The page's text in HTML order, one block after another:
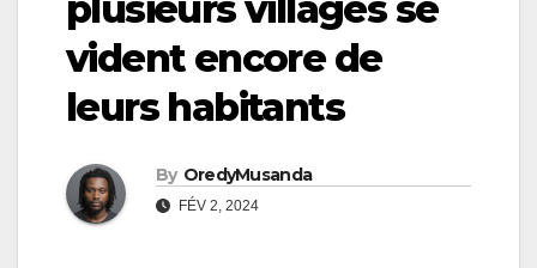
vident encore de
leurs habitants
By OredyMusanda
FÉV 2, 2024